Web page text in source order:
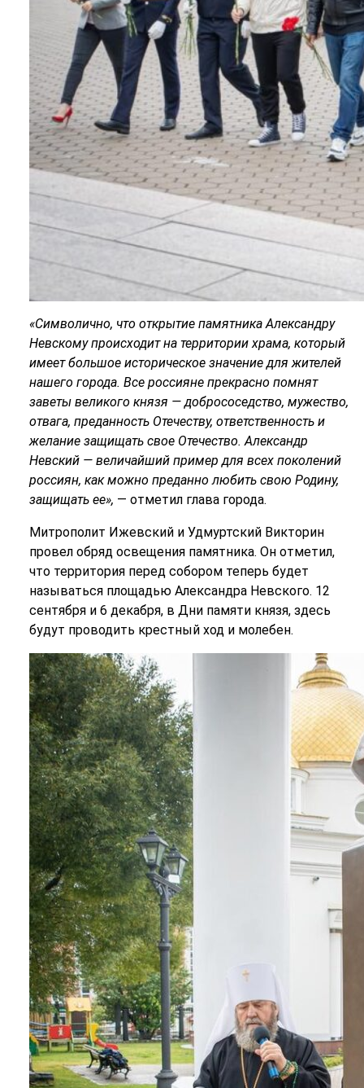
«Символично, что открытие памятника Александру
Невскому происходит на территории храма, который
имеет большое историческое значение для жителей
нашего города. Все россияне прекрасно помнят
заветы великого князя — добрососедство, мужество,
отвага, преданность Отечеству, ответственность и
желание защищать свое Отечество. Александр
Невский — величайший пример для всех поколений
россиян, как можно преданно любить свою Родину,
защищать ее», — отметил глава города.
Митрополит Ижевский и Удмуртский Викторин
провел обряд освещения памятника. Он отметил,
что территория перед собором теперь будет
называться площадью Александра Невского. 12
сентября и 6 декабря, в Дни памяти князя, здесь
будут проводить крестный ход и молебен.